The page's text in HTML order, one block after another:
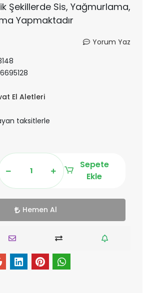
Şekillerde Sis, Yağmurlama,
Yapmaktadır
Yorum Yaz
El Aletleri
taksitlerle
Sepete
Ekle
Hemen Al